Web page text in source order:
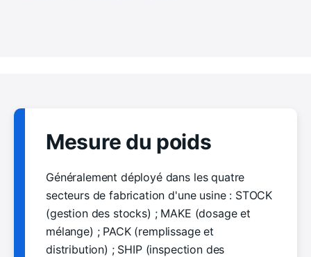
Mesure du poids
Généralement déployé dans les quatre
secteurs de fabrication d'une usine : STOCK
(gestion des stocks) ; MAKE (dosage et
mélange) ; PACK (remplissage et
distribution) ; SHIP (inspection des